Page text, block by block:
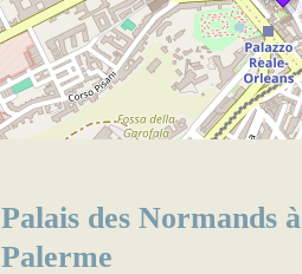
Palais des Normands à
Palerme